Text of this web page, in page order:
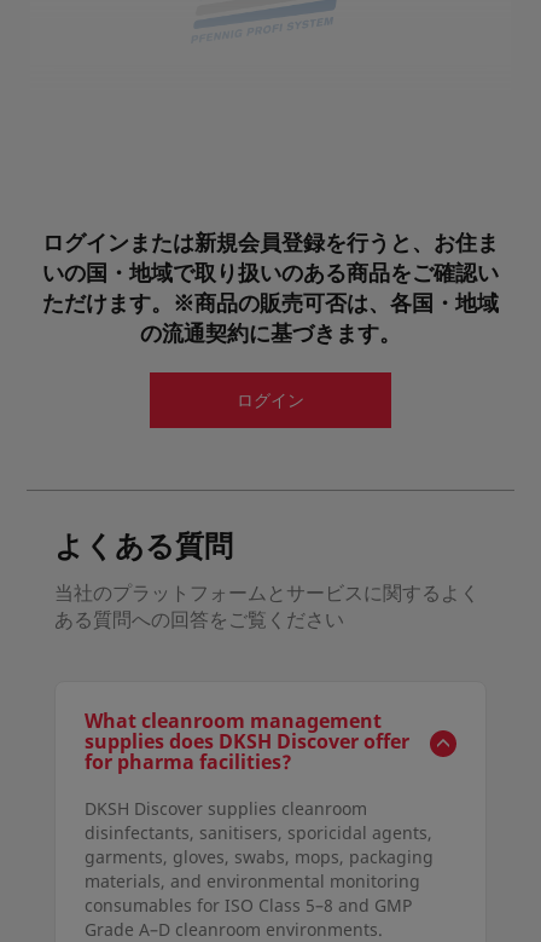
ートクレーブ可能です。
医薬品原料
詳細を見る
ログインまたは新規会員登録を行うと、お住ま
いの国・地域で取り扱いのある商品をご確認い
ただけます。※商品の販売可否は、各国・地域
の流通契約に基づきます。
ログイン
よくある質問
当社のプラットフォームとサービスに関するよく
ある質問への回答をご覧ください
What cleanroom management
supplies does DKSH Discover offer
for pharma facilities?
DKSH Discover supplies cleanroom
disinfectants, sanitisers, sporicidal agents,
garments, gloves, swabs, mops, packaging
materials, and environmental monitoring
consumables for ISO Class 5–8 and GMP
Grade A–D cleanroom environments.